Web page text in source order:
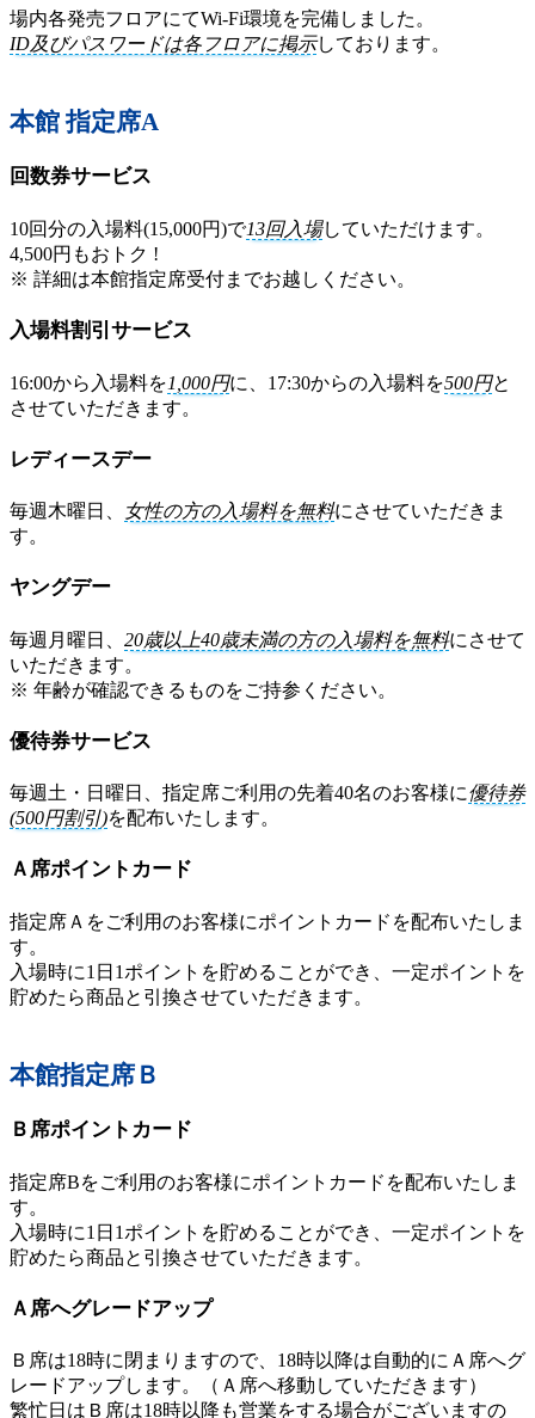
場内各発売フロアにてWi-Fi環境を完備しました。
ID及びパスワードは各フロアに掲示しております。
本館 指定席A
回数券サービス
10回分の入場料(15,000円)で13回入場していただけます。
4,500円もおトク !
※ 詳細は本館指定席受付までお越しください。
入場料割引サービス
16:00から入場料を1,000円に、17:30からの入場料を500円と
させていただきます。
レディースデー
毎週木曜日、 女性の方の入場料を無料にさせていただきま
す。
ヤングデー
毎週月曜日、 20歳以上40歳未満の方の入場料を無料にさせて
いただきます。
※ 年齢が確認できるものをご持参ください。
優待券サービス
毎週土・日曜日、指定席ご利用の先着40名のお客様に優待券
(500円割引)を配布いたします。
Ａ席ポイントカード
指定席Ａをご利用のお客様にポイントカードを配布いたしま
す。
入場時に1日1ポイントを貯めることができ、一定ポイントを
貯めたら商品と引換させていただきます。
本館指定席Ｂ
Ｂ席ポイントカード
指定席Bをご利用のお客様にポイントカードを配布いたしま
す。
入場時に1日1ポイントを貯めることができ、一定ポイントを
貯めたら商品と引換させていただきます。
Ａ席へグレードアップ
Ｂ席は18時に閉まりますので、18時以降は自動的にＡ席へグ
レードアップします。（Ａ席へ移動していただきます）
繁忙日はＢ席は18時以降も営業をする場合がございますの